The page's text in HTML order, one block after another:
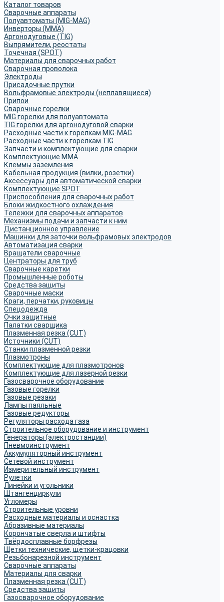
Каталог товаров
Сварочные аппараты
Полуавтоматы (MIG-MAG)
Инверторы (MMA)
Аргонодуговые (TIG)
Выпрямители, реостаты
Точечная (SPOT)
Материалы для сварочных работ
Сварочная проволока
Электроды
Присадочные прутки
Вольфрамовые электроды (неплавящиеся)
Припои
Сварочные горелки
MIG горелки для полуавтомата
TIG горелки для аргонодуговой сварки
Расходные части к горелкам MIG-MAG
Расходные части к горелкам TIG
Запчасти и комплектующие для сварки
Комплектующие ММА
Клеммы заземления
Кабельная продукция (вилки, розетки)
Аксессуары для автоматической сварки
Комплектующие SPOT
Приспособления для сварочных работ
Блоки жидкостного охлаждения
Тележки для сварочных аппаратов
Механизмы подачи и запчасти к ним
Дистанционное управление
Машинки для заточки вольфрамовых электродов
Автоматизация сварки
Вращатели сварочные
Центраторы для труб
Сварочные каретки
Промышленные роботы
Средства защиты
Сварочные маски
Краги, перчатки, руковицы
Спецодежда
Очки защитные
Палатки сварщика
Плазменная резка (CUT)
Источники (CUT)
Станки плазменной резки
Плазмотроны
Комплектующие для плазмотронов
Комплектующие для лазерной резки
Газосварочное оборудование
Газовые горелки
Газовые резаки
Лампы паяльные
Газовые редукторы
Регуляторы расхода газа
Строительное оборудование и инструмент
Генераторы (электростанции)
Пневмоинструмент
Аккумуляторный инструмент
Сетевой инструмент
Измерительный инструмент
Рулетки
Линейки и угольники
Штангенциркули
Угломеры
Строительные уровни
Расходные материалы и оснастка
Абразивные материалы
Корончатые сверла и штифты
Твёрдосплавные борфрезы
Щетки технические, щетки-крацовки
Резьбонарезной инструмент
Сварочные аппараты
Материалы для сварки
Плазменная резка (CUT)
Средства защиты
Газосварочное оборудование